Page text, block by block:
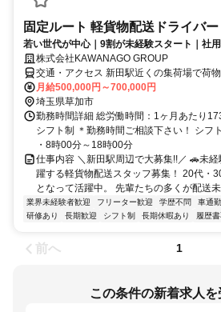
固定ルート 軽貨物配送ドライバー
若い世代が中心｜9割が未経験スタート｜社
株式会社KAWANAGO GROUP
交通・アクセス 新田駅近くの集荷場で荷
エリアに配送いただきます。
月給500,000円～700,000円
埼玉県草加市
勤務時間詳細 総労働時間：1ヶ月あたり
シフト制 ＊勤務時間ご相談下さい！ シフ
・8時00分～18時00分
仕事内容 ＼新田駅周辺で大募集!!／ 🚗未
躍する軽貨物配送スタッフ募集！ 20代・
となって活躍中。 先輩たちの多くが配送
業界未経験者歓迎 フリーター歓迎 学歴不問 車通
研修あり
長期歓迎 シフト制 長期休暇あり 履歴
前へ 1
この条件の新着求人を